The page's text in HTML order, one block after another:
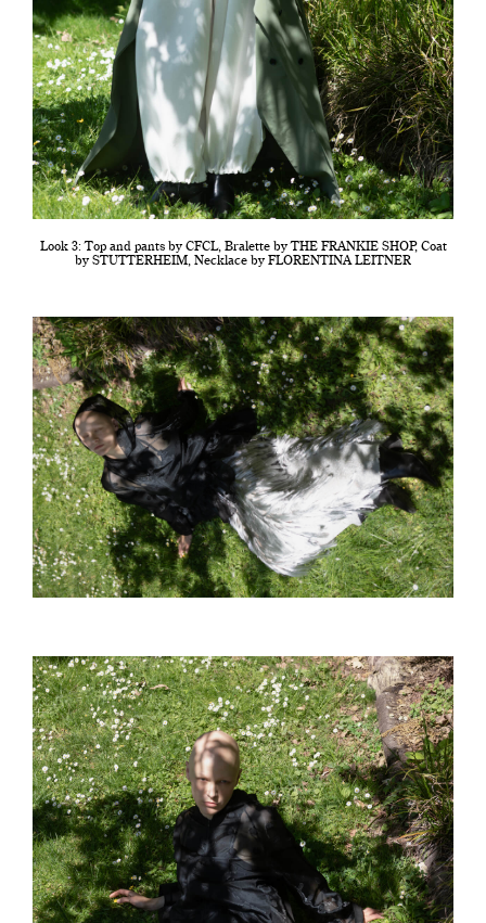
Look 3: Top and pants by CFCL, Bralette by THE FRANKIE SHOP, Coat
by STUTTERHEIM, Necklace by FLORENTINA LEITNER